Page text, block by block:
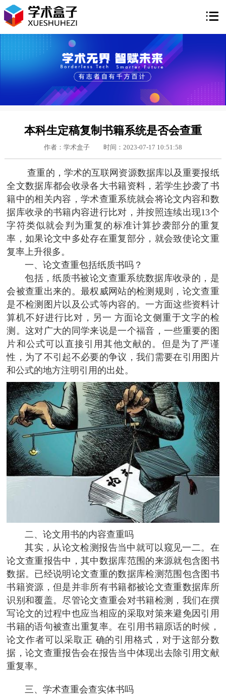

本科生定稿复制书籍系统是否会查重
作者：学术盒子 时间：2023-07-17 10:51:58
查重的，学术的互联网资源数据库以及重要报纸
全文数据库都会收录各大书籍资料，若学生抄袭了书
籍中的相关内容，学术查重系统就会将论文内容和数
据库收录的书籍内容进行比对，并按照连续出现13个
字符类似就会判为重复的标准计算抄袭部分的重复
率，如果论文中多处存在重复部分，就会致使论文重
复率上升很多。
一、论文查重包括纸质书吗？
包括，纸质书被论文查重系统数据库收录的，是
会被查重出来的。最权威网站的检测规则，论文查重
是不检测图片以及公式等内容的。一方面这些资料计
算机不好进行比对，另一 方面论文侧重于文字的检
测。这对广大的同学来说是一个福音，一些重要的图
片和公式可以直接引用其他文献的。但是为了严谨
性，为了不引起不必要的争议，我们需要在引用图片
和公式的地方注明引用的出处。
二、论文用书的内容查重吗
其实，从论文检测报告当中就可以窥见一二。在
论文查重报告中，其中数据库范围的来源就包含图书
数据。已经说明论文查重的数据库检测范围包含图书
书籍资源，但是并非所有书籍都被论文查重数据库所
识别和覆盖。尽管论文查重会对书籍检测，我们在撰
写论文的过程中也应当相应的采取对策来避免因引用
书籍的语句被查出重复率。在引用书籍原话的时候，
论文作者可以采取正 确的引用格式，对于这部分数
据，论文查重报告会在报告当中体现出去除引用文献
重复率。
三、学术查重会查实体书吗